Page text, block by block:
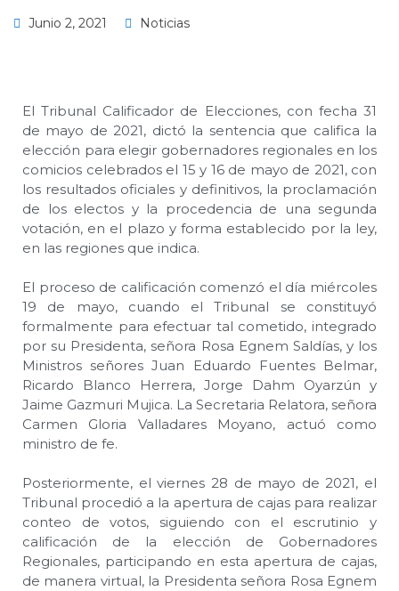
Junio 2, 2021 Noticias
El Tribunal Calificador de Elecciones, con fecha 31
de mayo de 2021, dictó la sentencia que califica la
elección para elegir gobernadores regionales en los
comicios celebrados el 15 y 16 de mayo de 2021, con
los resultados oficiales y definitivos, la proclamación
de los electos y la procedencia de una segunda
votación, en el plazo y forma establecido por la ley,
en las regiones que indica.
El proceso de calificación comenzó el día miércoles
19 de mayo, cuando el Tribunal se constituyó
formalmente para efectuar tal cometido, integrado
por su Presidenta, señora Rosa Egnem Saldías, y los
Ministros señores Juan Eduardo Fuentes Belmar,
Ricardo Blanco Herrera, Jorge Dahm Oyarzún y
Jaime Gazmuri Mujica. La Secretaria Relatora, señora
Carmen Gloria Valladares Moyano, actuó como
ministro de fe.
Posteriormente, el viernes 28 de mayo de 2021, el
Tribunal procedió a la apertura de cajas para realizar
conteo de votos, siguiendo con el escrutinio y
calificación de la elección de Gobernadores
Regionales, participando en esta apertura de cajas,
de manera virtual, la Presidenta señora Rosa Egnem